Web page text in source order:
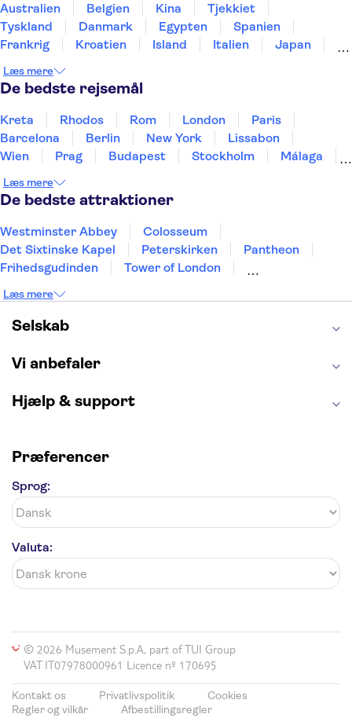
Australien Belgien Kina
Tjekkiet
Tyskland
Danmark Egypten
Spanien
Frankrig
Kroatien Island Italien
Japan
Thailand
Tyrkiet
Læs mere
De bedste rejsemål
Kreta Rhodos Rom London
Paris
Barcelona
Berlin New York
Lissabon
Wien
Prag Budapest Stockholm
Málaga
Kiel
Helsingborg
Læs mere
De bedste attraktioner
Westminster Abbey
Colosseum
Det Sixtinske Kapel
Peterskirken
Pantheon
Frihedsgudinden
Tower of London
Burj Khalifa
Keukenhof
Alcatraz
Elbphilharmonie
Harry Potter Studios
Læs mere
Selskab
Vi anbefaler
Hjælp & support
Præferencer
Sprog:
Valuta:
© 2026 Musement S.p.A, part of TUI Group
VAT IT07978000961 Licence nº 170695
Kontakt os Privatlivspolitik
Cookies
Regler og vilkår
Afbestillingsregler